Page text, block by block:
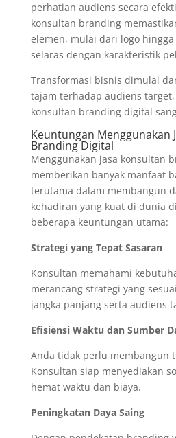
perhatian audiens secara
konsultan branding
elemen, mulai dari logo
selaras dengan karakteristik
Transformasi bisnis dimulai
tajam terhadap audiens
konsultan branding digital
Keuntungan Menggunakan
Branding Digital
Menggunakan jasa konsultan
memberikan banyak manfaat
terutama dalam membangun
kehadiran yang kuat di dunia
beberapa keuntungan utama:
Strategi yang Tepat Sasaran
Konsultan memahami
merancang strategi yang
jangka panjang serta audiens
Efisiensi Waktu dan Sumber
Anda tidak perlu membangun
Konsultan siap menyediakan
hemat waktu dan biaya.
Peningkatan Daya Saing